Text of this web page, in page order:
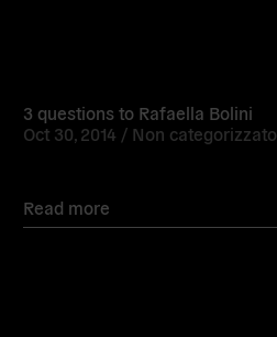
3 questions to Rafaella Bolini
Oct 30, 2014 / Non categorizzato
Read more